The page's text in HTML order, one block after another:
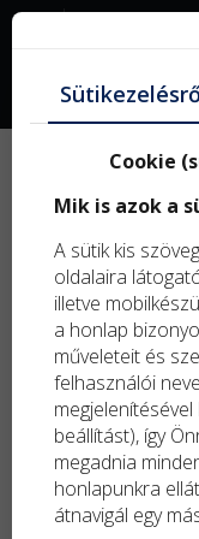
Cookie
Mik is azok a
A sütik kis
oldalaira
illetve
a honlap
műveleteit és
felhasználói
beállítást), így
megadnia
honlapunkra
átnavigál egy